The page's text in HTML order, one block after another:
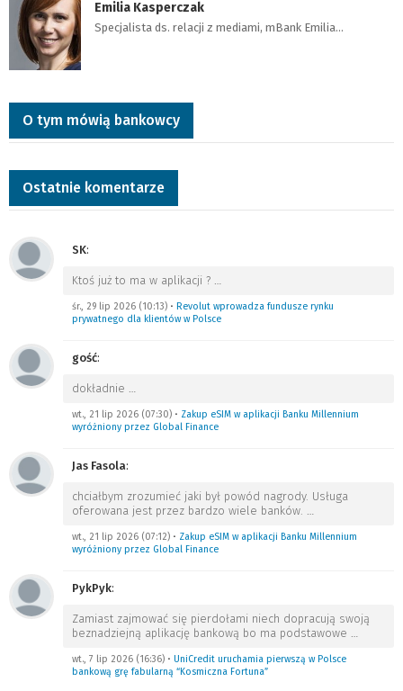
Emilia Kasperczak
Specjalista ds. relacji z mediami, mBank Emilia…
O tym mówią bankowcy
Ostatnie komentarze
SK:
Ktoś już to ma w aplikacji ? …
śr., 29 lip 2026 (10:13) • Revolut wprowadza fundusze rynku
prywatnego dla klientów w Polsce
gość:
dokładnie …
wt., 21 lip 2026 (07:30) • Zakup eSIM w aplikacji Banku Millennium
wyróżniony przez Global Finance
Jas Fasola:
chciałbym zrozumieć jaki był powód nagrody. Usługa
oferowana jest przez bardzo wiele banków. …
wt., 21 lip 2026 (07:12) • Zakup eSIM w aplikacji Banku Millennium
wyróżniony przez Global Finance
PykPyk:
Zamiast zajmować się pierdołami niech dopracują swoją
beznadziejną aplikację bankową bo ma podstawowe …
wt., 7 lip 2026 (16:36) • UniCredit uruchamia pierwszą w Polsce
bankową grę fabularną “Kosmiczna Fortuna”